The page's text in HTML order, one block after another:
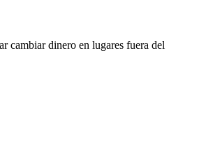
cambiar dinero en lugares fuera del